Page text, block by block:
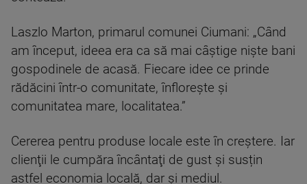
Laszlo Marton, primarul comunei Ciumani: „Când
am început, ideea era ca să mai câștige niște bani
gospodinele de acasă. Fiecare idee ce prinde
rădăcini într-o comunitate, înflorește și
comunitatea mare, localitatea.”
Cererea pentru produse locale este în creştere. Iar
clienţii le cumpăra încântaţi de gust şi susțin
astfel economia locală, dar și mediul.